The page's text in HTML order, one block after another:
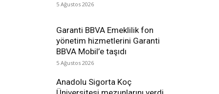
5 Ağustos 2026
Garanti BBVA Emeklilik fon
yönetim hizmetlerini Garanti
BBVA Mobil’e taşıdı
5 Ağustos 2026
Anadolu Sigorta Koç